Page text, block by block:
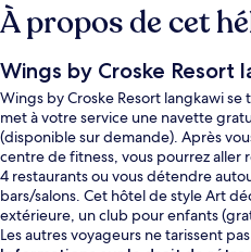
À propos de cet
Wings by Croske Resort
Wings by Croske Resort langkawi se
met à votre service une navette
(disponible sur demande). Après
centre de fitness, vous pourrez aller
4 restaurants ou vous détendre
bars/salons. Cet hôtel de style Art
extérieure, un club pour enfants
Les autres voyageurs ne tarissent